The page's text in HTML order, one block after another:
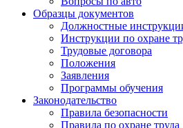
Образцы документов
Должностные
Инструкции по охране
Трудовые договора
Положения
Заявления
Программы обучения
Законодательство
Правила безопасности
Правила по охране труда